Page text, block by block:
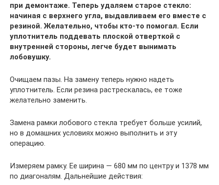
при демонтаже. Теперь удаляем старое стекло:
начиная с верхнего угла, выдавливаем его вместе с
резиной. Желательно, чтобы кто-то помогал. Если
уплотнитель поддевать плоской отверткой с
внутренней стороны, легче будет вынимать
лобовушку.
Очищаем пазы. На замену теперь нужно надеть
уплотнитель. Если резина растрескалась, ее тоже
желательно заменить.
Замена рамки лобового стекла требует больше усилий,
но в домашних условиях можно выполнить и эту
операцию.
Измеряем рамку. Ее ширина — 680 мм по центру и 1378 мм
по диагоналям. Дальнейшие действия: